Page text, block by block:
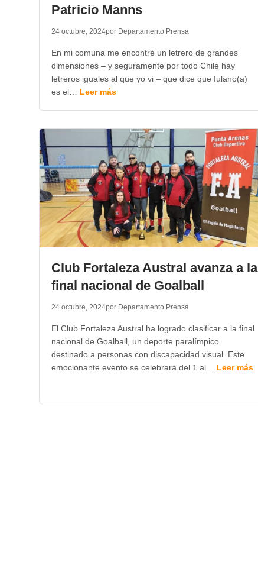
Patricio Manns
24 octubre, 2024por Departamento Prensa
En mi comuna me encontré un letrero de grandes
dimensiones – y seguramente por todo Chile hay
letreros iguales al que yo vi – que dice que fulano(a)
es el… Leer más
Club Fortaleza Austral avanza a la
final nacional de Goalball
24 octubre, 2024por Departamento Prensa
El Club Fortaleza Austral ha logrado clasificar a la final
nacional de Goalball, un deporte paralímpico
destinado a personas con discapacidad visual. Este
emocionante evento se celebrará del 1 al… Leer más